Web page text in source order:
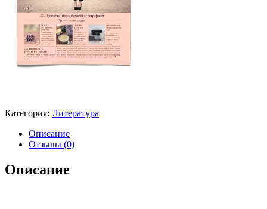
Категория: Литература
Описание
Отзывы (0)
Описание